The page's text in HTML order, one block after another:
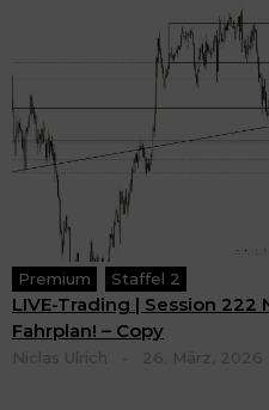
Premium Staffel 2
LIVE-Trading | Session 222
Fahrplan! – Copy
Niclas Ulrich 26. März, 2026